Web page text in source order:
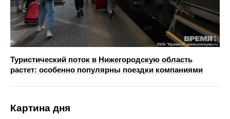
Туристический поток в Нижегородскую область
растет: особенно популярны поездки компаниями
Картина дня